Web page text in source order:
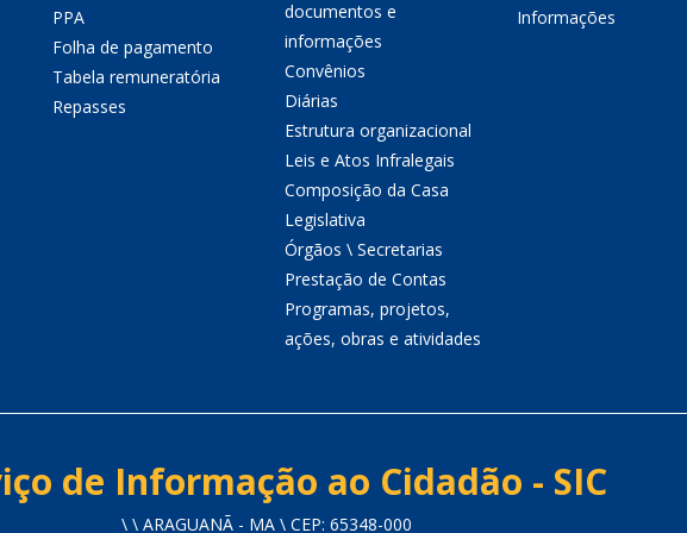
PPA
Folha de pagamento
Tabela remuneratória
Repasses
documentos e
informações
Convênios
Diárias
Estrutura organizacional
Leis e Atos Infralegais
Composição da Casa
Legislativa
Órgãos \ Secretarias
Prestação de Contas
Programas, projetos,
ações, obras e atividades
Informações
de Informação ao Cidadão - SIC
\ \ ARAGUANÃ - MA \ CEP: 65348-000